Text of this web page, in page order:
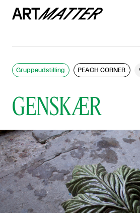
GENSKÆR
Gruppeudstilling PEACH CORNER